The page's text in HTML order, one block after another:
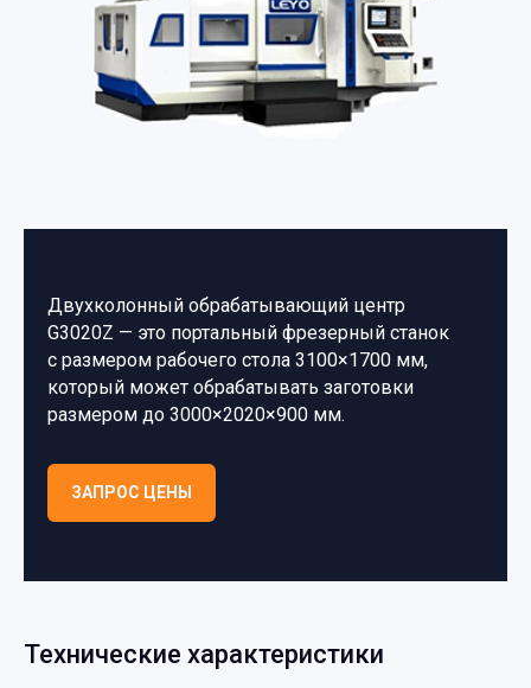
Двухколонный обрабатывающий центр
G3020Z — это портальный фрезерный станок
с размером рабочего стола 3100×1700 мм,
который может обрабатывать заготовки
размером до 3000×2020×900 мм.
ЗАПРОС ЦЕНЫ
Технические характеристики